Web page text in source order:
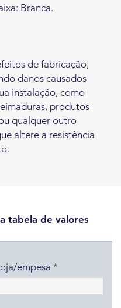
Branca.
de fabricação,
danos causados
instalação, como
produtos
qualquer outro
altere a resistência
tabela de valores
empesa